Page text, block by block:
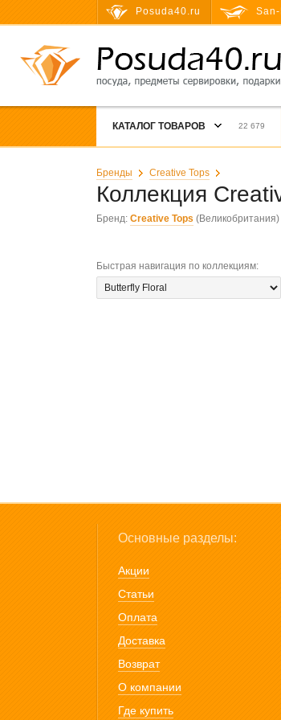
Posuda40.ru
КАТАЛОГ ТОВАРОВ 22 679
Бренды Creative Tops
Коллекция
Бренд: Creative Tops (Великобритания)
Быстрая навигация по коллекциям:
Основные разделы:
Акции
Статьи
Оплата
Доставка
Возврат
О компании
Где купить